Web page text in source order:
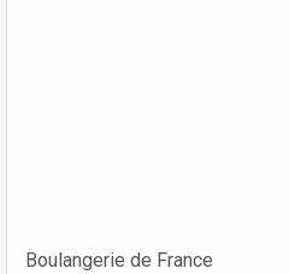
Boulangerie de France